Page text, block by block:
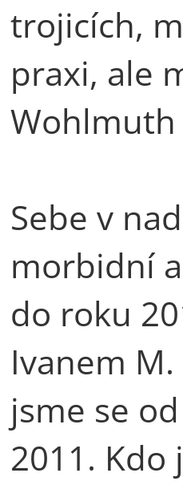
trojicích,
praxi, ale
Sebe v
morbidní
do roku
Ivanem
jsme se
2011. Kdo